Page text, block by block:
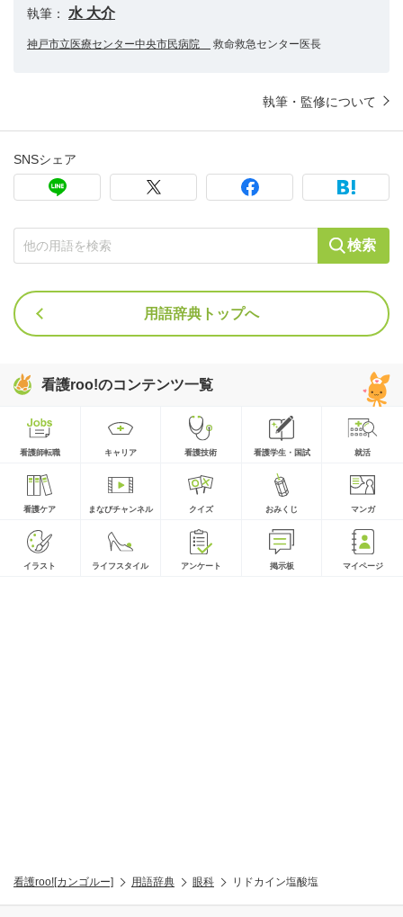
執筆： 水 大介
神戸市立医療センター中央市民病院 救命救急センター医長
執筆・監修について
SNSシェア
検索
用語辞典トップへ
看護roo!のコンテンツ一覧
看護師転職 キャリア 看護技術 看護学生・国試 就活
看護ケア まなびチャンネル クイズ おみくじ マンガ
イラスト ライフスタイル アンケート 掲示板 マイページ
看護roo![カンゴルー] 用語辞典 眼科 リドカイン塩酸塩